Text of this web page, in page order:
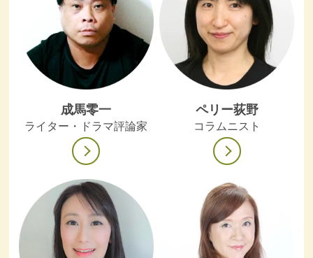
成馬零一
ライター・ドラマ評論家
ペリー荻野
コラムニスト